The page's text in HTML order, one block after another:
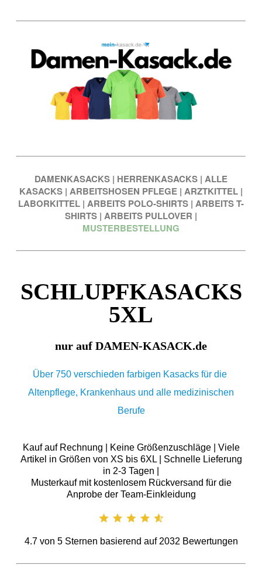
DAMENKASACKS | HERRENKASACKS | ALLE
KASACKS | ARBEITSHOSEN PFLEGE | ARZTKITTEL |
LABORKITTEL | ARBEITS POLO-SHIRTS | ARBEITS T-
SHIRTS | ARBEITS PULLOVER |
MUSTERBESTELLUNG
SCHLUPFKASACKS
5XL
nur auf DAMEN-KASACK.de
Über 750 verschieden farbigen Kasacks für die
Altenpflege, Krankenhaus und alle medizinischen
Berufe
Kauf auf Rechnung | Keine Größenzuschläge | Viele
Artikel in Größen von XS bis 6XL | Schnelle Lieferung
in 2-3 Tagen |
Musterkauf mit kostenlosem Rückversand für die
Anprobe der Team-Einkleidung
4.7von 5Sternen basierend auf 2032 Bewertungen